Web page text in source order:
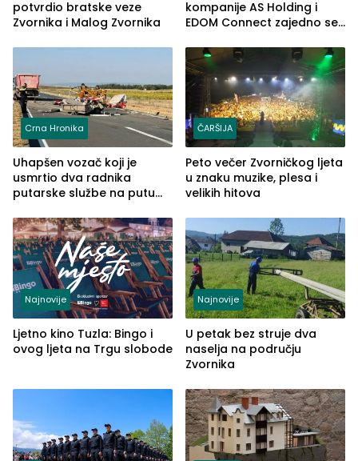
potvrdio bratske veze
Zvornika i Malog Zvornika
kompanije AS Holding i
EDOM Connect zajedno se
Crna Hronika
Uhapšen vozač koji je
usmrtio dva radnika
putarske službe na putu
(FOTO)
ČARŠIJA
Peto večer Zvorničkog ljeta
u znaku muzike, plesa i
velikih hitova
Najnovije
Ljetno kino Tuzla: Bingo i
ovog ljeta na Trgu slobode
Najnovije
U petak bez struje dva
naselja na području
Zvornika